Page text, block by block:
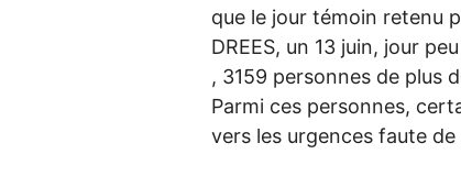
que le jour témoin retenu
DREES, un 13 juin, jour
, 3159 personnes de plus
Parmi ces personnes,
vers les urgences faute